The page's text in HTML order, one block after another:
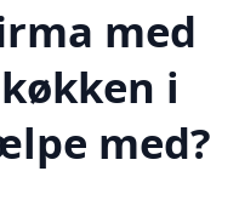
med
i
med?